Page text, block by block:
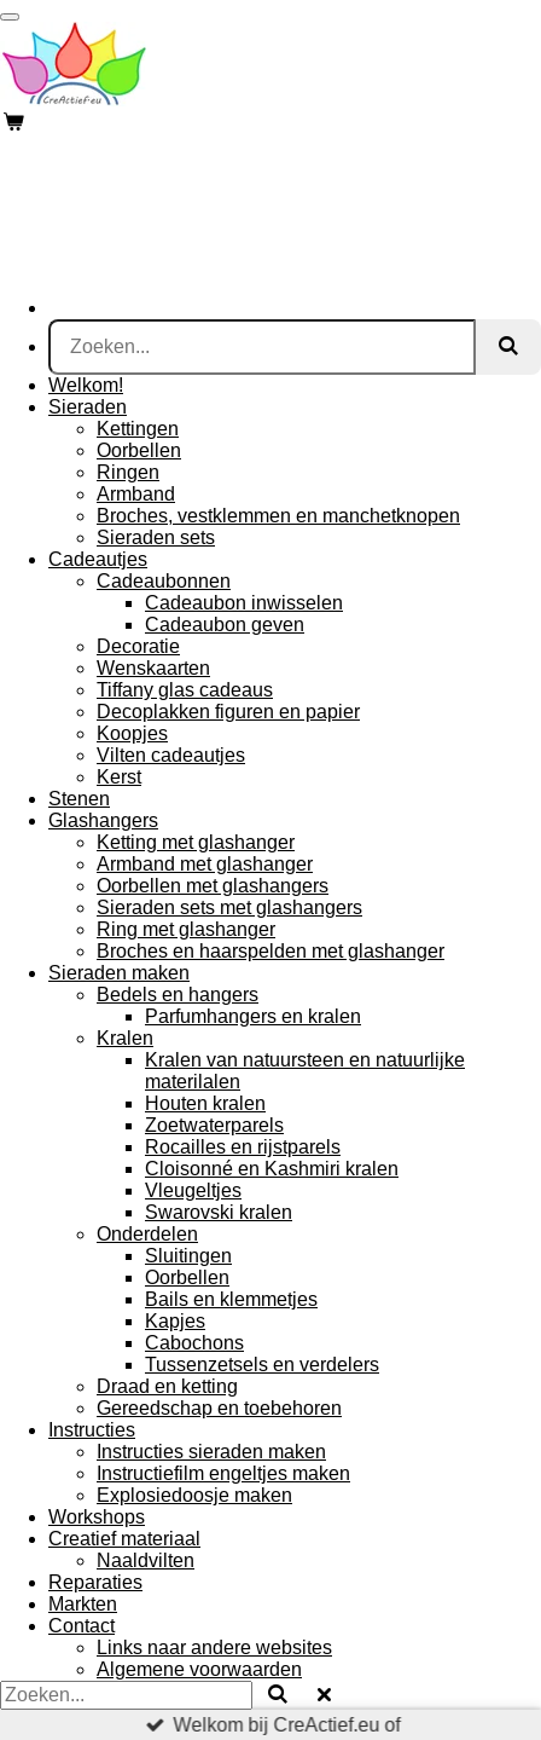
Ga
direct
naar
de
hoofdinhoud
Welkom!
Sieraden
Kettingen
Oorbellen
Ringen
Armband
Broches, vestklemmen en manchetknopen
Sieraden sets
Cadeautjes
Cadeaubonnen
Cadeaubon inwisselen
Cadeaubon geven
Decoratie
Wenskaarten
Tiffany glas cadeaus
Decoplakken figuren en papier
Koopjes
Vilten cadeautjes
Kerst
Stenen
Glashangers
Ketting met glashanger
Armband met glashanger
Oorbellen met glashangers
Sieraden sets met glashangers
Ring met glashanger
Broches en haarspelden met glashanger
Sieraden maken
Bedels en hangers
Parfumhangers en kralen
Kralen
Kralen van natuursteen en natuurlijke
materilalen
Houten kralen
Zoetwaterparels
Rocailles en rijstparels
Cloisonné en Kashmiri kralen
Vleugeltjes
Swarovski kralen
Onderdelen
Sluitingen
Oorbellen
Bails en klemmetjes
Kapjes
Cabochons
Tussenzetsels en verdelers
Draad en ketting
Gereedschap en toebehoren
Instructies
Instructies sieraden maken
Instructiefilm engeltjes maken
Explosiedoosje maken
Workshops
Creatief materiaal
Naaldvilten
Reparaties
Markten
Contact
Links naar andere websites
Algemene voorwaarden
Welkom bij CreActief.eu of